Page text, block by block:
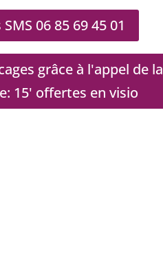
06 85 69 45 01
grâce à l'appel de la
15' offertes en visio